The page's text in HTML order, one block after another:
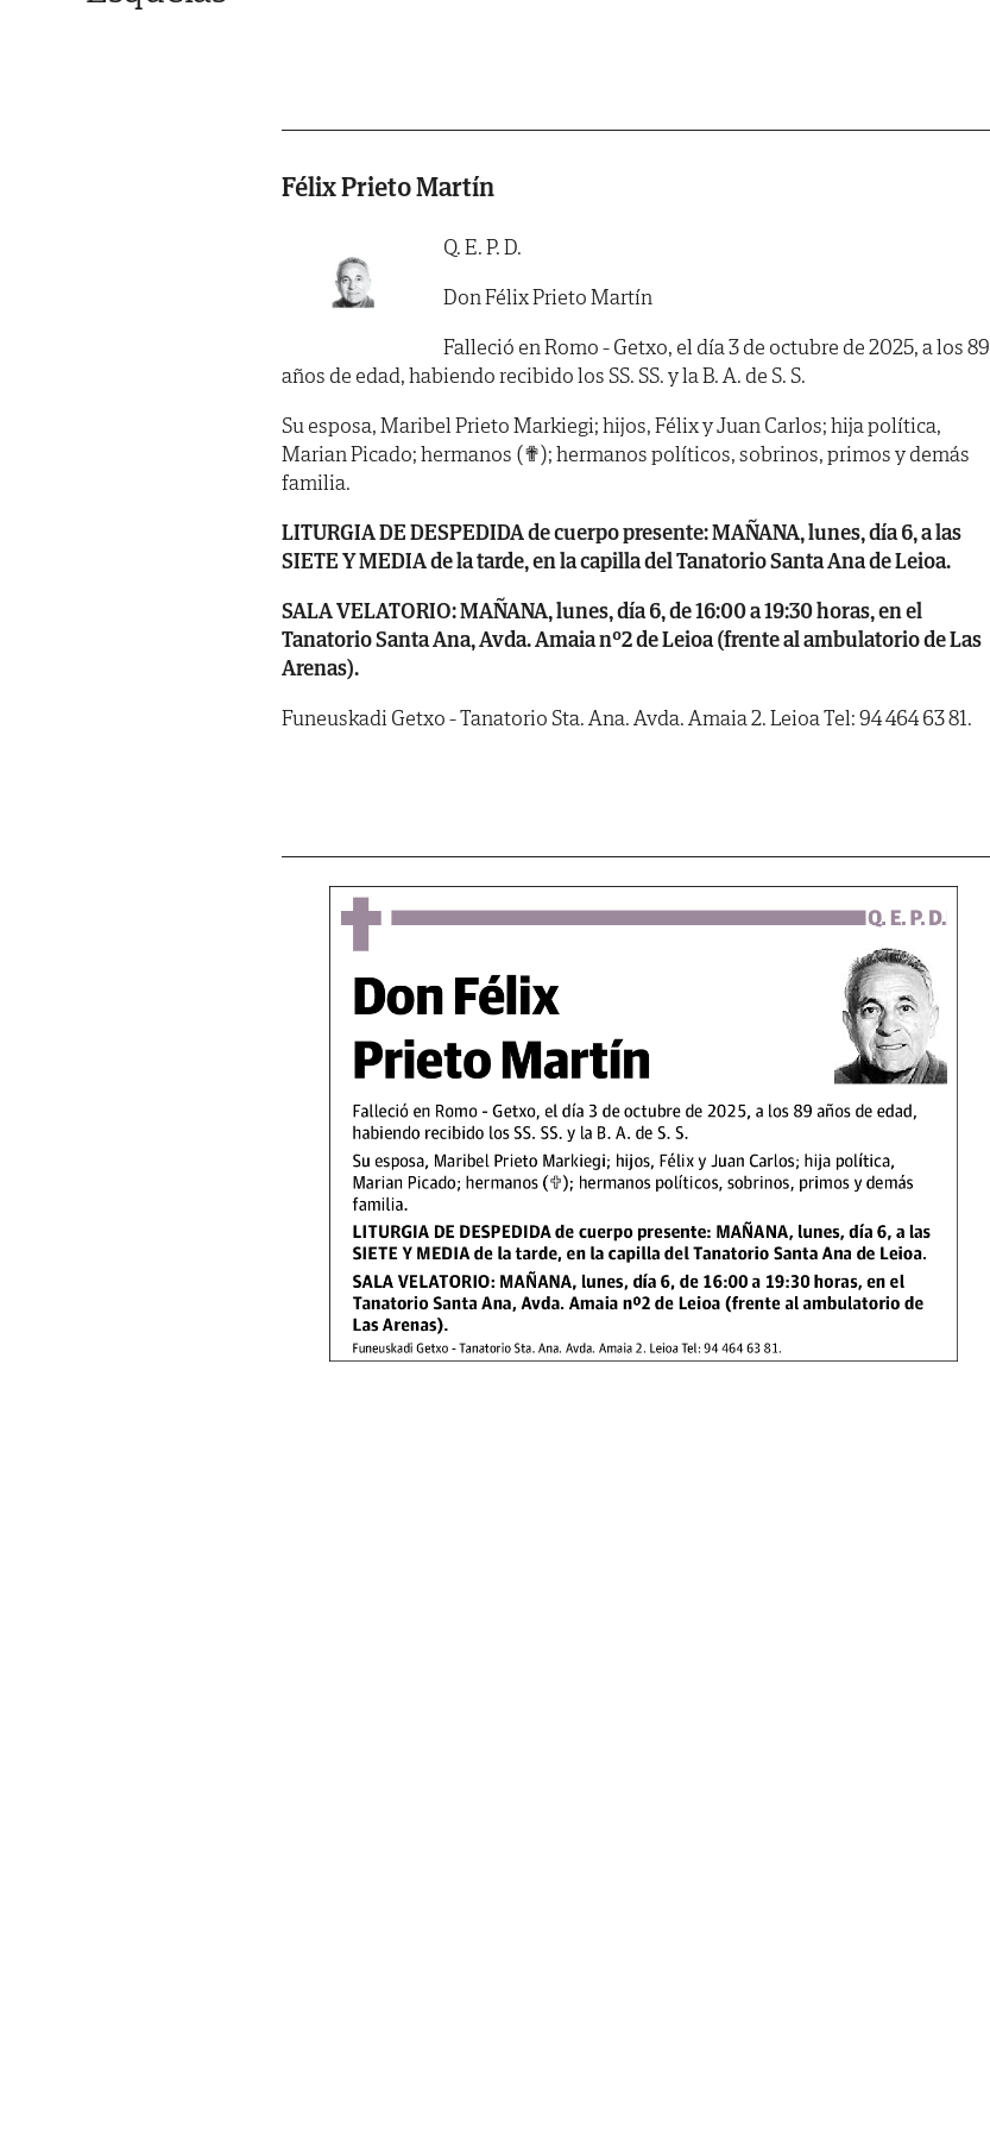
Félix Prieto Martín
Q. E. P. D.
Don Félix Prieto Martín
Falleció en Romo - Getxo, el día 3 de octubre de 2025, a los 89
años de edad, habiendo recibido los SS. SS. y la B. A. de S. S.
Su esposa, Maribel Prieto Markiegi; hijos, Félix y Juan Carlos; hija política,
Marian Picado; hermanos (✟); hermanos políticos, sobrinos, primos y demás
familia.
LITURGIA DEDESPEDIDA de cuerpo presente: MAÑANA, lunes, día 6, a las
SIETE Y MEDIA de la tarde, en la capilla del Tanatorio Santa Ana de Leioa.
SALA VELATORIO: MAÑANA, lunes, día 6, de 16:00 a 19:30 horas, en el
Tanatorio Santa Ana, Avda. Amaia nº2 de Leioa (frente al ambulatorio de Las
Arenas).
Funeuskadi Getxo - Tanatorio Sta. Ana. Avda. Amaia 2. Leioa Tel: 94 464 63 81.